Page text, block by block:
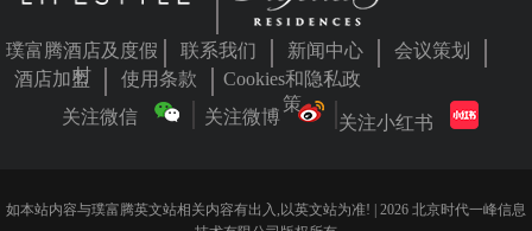
璞富腾酒店及度假
村
联系我们 新闻中心
会议策划
酒店加盟
使用条款
Cookies和隐私政
策
关注微信 关注微博 关注小红书
如本站内容与璞富腾英文站相关内容有出入,以英文站为准! | 2026 北京时代一峰信息